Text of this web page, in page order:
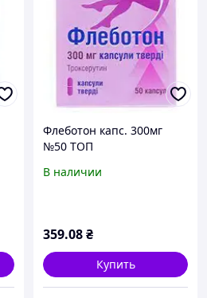
Флеботон капс. 300мг
№50 ТОП
В наличии
359.08₴
Купить